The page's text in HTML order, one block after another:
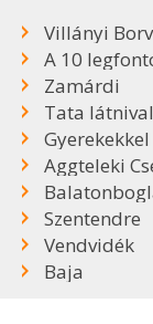
Villányi
A 10
Zamárdi
Tata
Aggteleki
Szentendre
Vendvidék
Baja